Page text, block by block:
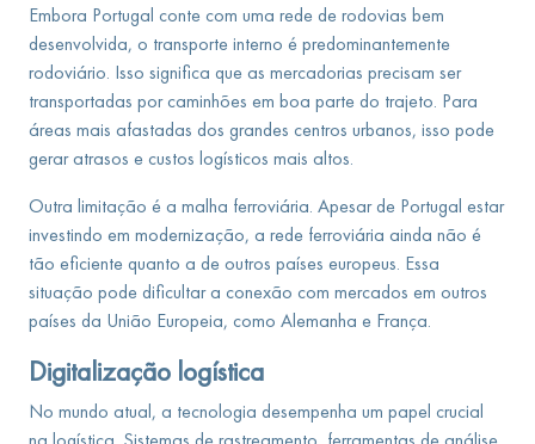
Embora Portugal conte com uma rede de rodovias bem
desenvolvida, o transporte interno é predominantemente
rodoviário. Isso significa que as mercadorias precisam ser
transportadas por caminhões em boa parte do trajeto. Para
áreas mais afastadas dos grandes centros urbanos, isso pode
gerar atrasos e custos logísticos mais altos.
Outra limitação é a malha ferroviária. Apesar de Portugal estar
investindo em modernização, a rede ferroviária ainda não é
tão eficiente quanto a de outros países europeus. Essa
situação pode dificultar a conexão com mercados em outros
países da União Europeia, como Alemanha e França.
Digitalização logística
No mundo atual, a tecnologia desempenha um papel crucial